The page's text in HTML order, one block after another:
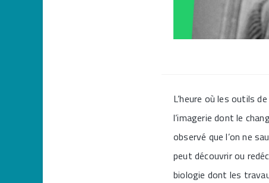
L’heure où les outils
l’imagerie dont le
observé que l’on ne
peut découvrir ou
biologie dont les